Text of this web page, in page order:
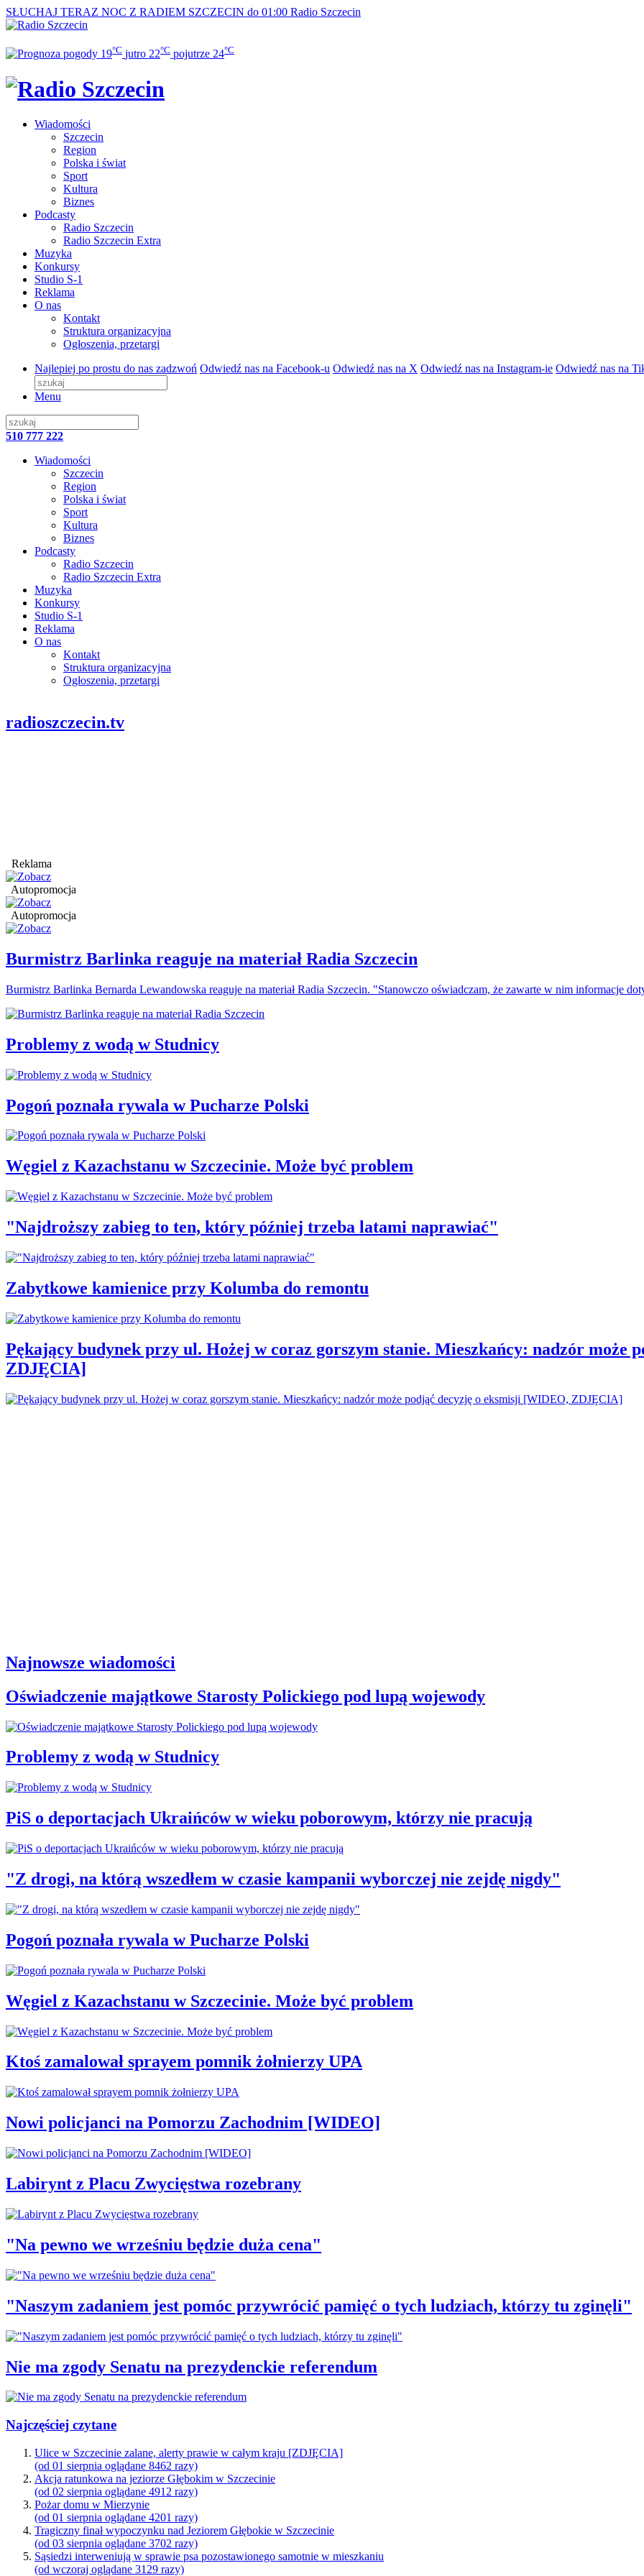
SŁUCHAJ TERAZ NOC Z RADIEM SZCZECIN do 01:00 Radio Szczecin
19°C jutro 22°C pojutrze 24°C
Wiadomości
Szczecin
Region
Polska i świat
Sport
Kultura
Biznes
Podcasty
Radio Szczecin
Radio Szczecin Extra
Muzyka
Konkursy
Studio S-1
Reklama
O nas
Kontakt
Struktura organizacyjna
Ogłoszenia, przetargi
Najlepiej po prostu do nas zadzwoń Odwiedź nas na Facebook-u Odwiedź nas na X Odwiedź nas na Instagram-ie Odwiedź nas na
Menu
510 777 222
Wiadomości
Szczecin
Region
Polska i świat
Sport
Kultura
Biznes
Podcasty
Radio Szczecin
Radio Szczecin Extra
Muzyka
Konkursy
Studio S-1
Reklama
O nas
Kontakt
Struktura organizacyjna
Ogłoszenia, przetargi
radioszczecin.tv
Reklama
Autopromocja
Autopromocja
Burmistrz Barlinka reaguje na materiał Radia Szczecin
Burmistrz Barlinka Bernarda Lewandowska reaguje na materiał Radia Szczecin. "Stanowczo oświadczam, że zawarte w nim informacje
Problemy z wodą w Studnicy
Pogoń poznała rywala w Pucharze Polski
Węgiel z Kazachstanu w Szczecinie. Może być problem
"Najdroższy zabieg to ten, który później trzeba latami naprawiać"
Zabytkowe kamienice przy Kolumba do remontu
Pękający budynek przy ul. Hożej w coraz gorszym stanie. Mieszkańcy: nadzór może
ZDJĘCIA]
Najnowsze wiadomości
Oświadczenie majątkowe Starosty Polickiego pod lupą wojewody
Problemy z wodą w Studnicy
PiS o deportacjach Ukraińców w wieku poborowym, którzy nie pracują
"Z drogi, na którą wszedłem w czasie kampanii wyborczej nie zejdę nigdy"
Pogoń poznała rywala w Pucharze Polski
Węgiel z Kazachstanu w Szczecinie. Może być problem
Ktoś zamalował sprayem pomnik żołnierzy UPA
Nowi policjanci na Pomorzu Zachodnim [WIDEO]
Labirynt z Placu Zwycięstwa rozebrany
"Na pewno we wrześniu będzie duża cena"
"Naszym zadaniem jest pomóc przywrócić pamięć o tych ludziach, którzy tu zginęli"
Nie ma zgody Senatu na prezydenckie referendum
Najczęściej czytane
Ulice w Szczecinie zalane, alerty prawie w całym kraju [ZDJĘCIA]
(od 01 sierpnia oglądane 8462 razy)
Akcja ratunkowa na jeziorze Głębokim w Szczecinie
(od 02 sierpnia oglądane 4912 razy)
Pożar domu w Mierzynie
(od 01 sierpnia oglądane 4201 razy)
Tragiczny finał wypoczynku nad Jeziorem Głębokie w Szczecinie
(od 03 sierpnia oglądane 3702 razy)
Sąsiedzi interweniują w sprawie psa pozostawionego samotnie w mieszkaniu
(od wczoraj oglądane 3129 razy)